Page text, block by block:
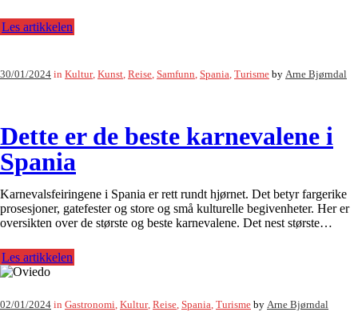
Les artikkelen
30/01/2024 in Kultur, Kunst Reise Samfunn Spania Turisme by Arne Bjørndal
Dette er de beste karnevalene i
Spania
Karnevalsfeiringene i Spania er rett rundt hjørnet. Det betyr fargerike
prosesjoner, gatefester og store og små kulturelle begivenheter. Her er
oversikten over de største og beste karnevalene. Det nest største…
Les artikkelen
02/01/2024 in Gastronomi, Kultur, Reise, Spania, Turisme by Arne Bjørndal